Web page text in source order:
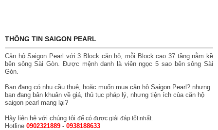
THÔNG TIN SAIGON PEARL
Căn hộ Saigon Pearl với 3 Block căn hộ, mỗi Block cao 37 tầng nằm kề
bên sông Sài Gòn. Được mệnh danh là viên ngọc 5 sao bên sông Sài
Gòn.
Bạn đang có nhu cầu thuê, hoặc muốn mua căn hộ Saigon Pearl ? nhưng
bạn đang bân khuân về giá, thủ tục pháp lý, nhưng tiện ích của căn hộ
saigon pearl mang lại?
Hãy liên hệ với chúng tôi để có được giải đáp tốt nhất.
Hotline 0902321889 - 0938188633